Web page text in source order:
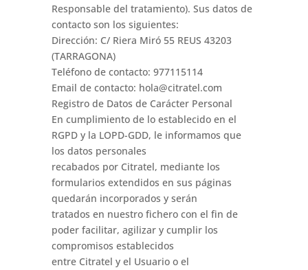
Responsable del tratamiento). Sus datos de
contacto son los siguientes:
Dirección: C/ Riera Miró 55 REUS 43203
(TARRAGONA)
Teléfono de contacto: 977115114
Email de contacto: hola@citratel.com
Registro de Datos de Carácter Personal
En cumplimiento de lo establecido en el
RGPD y la LOPD-GDD, le informamos que
los datos personales
recabados por Citratel, mediante los
formularios extendidos en sus páginas
quedarán incorporados y serán
tratados en nuestro fichero con el fin de
poder facilitar, agilizar y cumplir los
compromisos establecidos
entre Citratel y el Usuario o el